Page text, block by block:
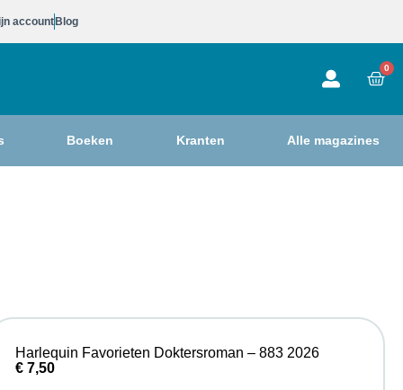
account Blog
0
Boeken Kranten Alle magazines
Harlequin Favorieten Doktersroman – 883 2026
€7,50